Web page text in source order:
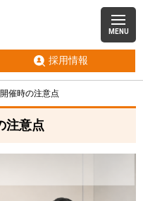
MENU
採用情報
催時の注意点
注意点